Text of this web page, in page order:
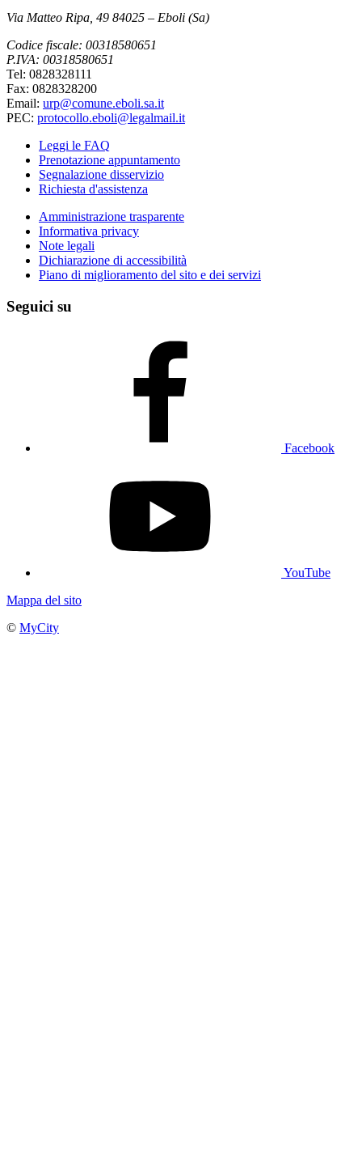
Via Matteo Ripa, 49 84025 – Eboli (Sa)
Codice fiscale: 00318580651
P.IVA: 00318580651
Tel: 0828328111
Fax: 0828328200
Email: urp@comune.eboli.sa.it
PEC: protocollo.eboli@legalmail.it
Leggi le FAQ
Prenotazione appuntamento
Segnalazione disservizio
Richiesta d'assistenza
Amministrazione trasparente
Informativa privacy
Note legali
Dichiarazione di accessibilità
Piano di miglioramento del sito e dei servizi
Seguici su
Facebook
YouTube
Mappa del sito
© MyCity